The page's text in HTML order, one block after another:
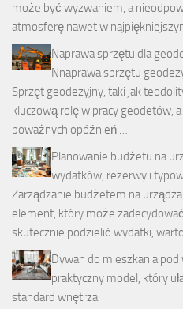
może być wyzwaniem, a
atmosferę nawet w
Naprawa sprzętu dla
Nnaprawa sprzętu
Sprzęt geodezyjny, taki jak
kluczową rolę w pracy geodetów,
poważnych opóźnień …
Planowanie budżetu na
wydatków, rezerwy i
Zarządzanie budżetem na
element, który może
skutecznie podzielić wydatki,
Dywan do mieszkania pod
praktyczny model, który
standard wnętrza